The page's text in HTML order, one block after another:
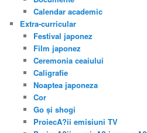
Calendar academic
Extra-curricular
Festival japonez
Film japonez
Ceremonia ceaiului
Caligrafie
Noaptea japoneza
Cor
Go și shogi
ProiecA?ii emisiuni TV